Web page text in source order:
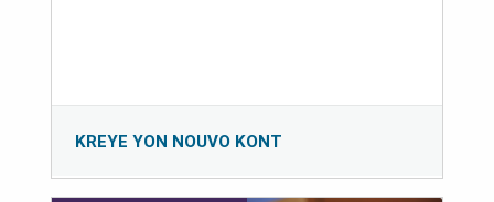
KREYE YON NOUVO KONT